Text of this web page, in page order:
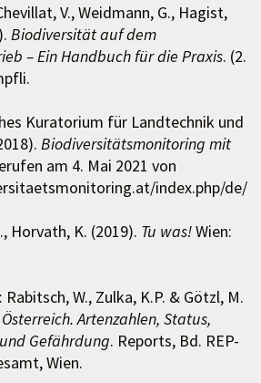
V., Weidmann, G., Hagist,
Biodiversität auf dem
– Ein Handbuch für die Praxis. (2.
Kuratorium für Landtechnik und
Biodiversitätsmonitoring mit
am 4. Mai 2021 von
index.php/de/
Horvath, K. (2019). Tu was!Wien:
W., Zulka, K.P. & Götzl, M.
Artenzahlen, Status,
Gefährdung. Reports, Bd. REP-
Wien.